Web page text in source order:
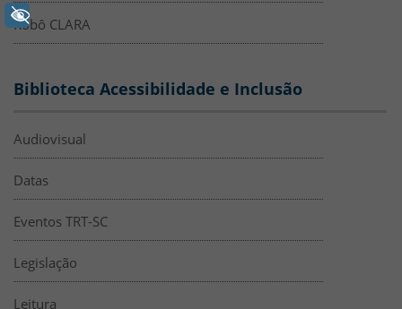
Robô CLARA
Biblioteca Acessibilidade e Inclusão
Audiovisual
Datas
Eventos TRT-SC
Legislação
Leitura
+ Acessibilidade